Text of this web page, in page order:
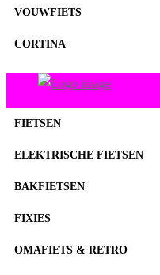
VOUWFIETS
CORTINA
FietsenMagazijn
Primary
FIETSEN
ELEKTRISCHE FIETSEN
BAKFIETSEN
FIXIES
OMAFIETS & RETRO